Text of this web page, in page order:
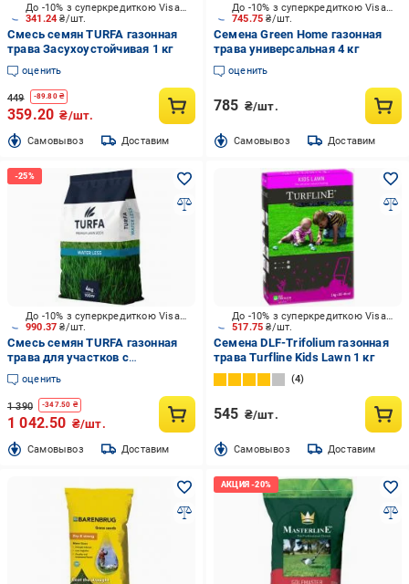
341.24₴/шт.
До -10% з суперкредиткою Visa Вигода
Смесь семян TURFA газонная
трава Засухоустойчивая 1 кг
оценить
449 -89.80₴
359.20 ₴/шт.
Cамовывоз Доставим
745.75₴/шт.
До -10% з суперкредиткою Visa Вигода
Семена Green Home газонная
трава универсальная 4 кг
оценить
785 ₴/шт.
Cамовывоз Доставим
990.37₴/шт.
До -10% з суперкредиткою Visa Вигода
Смесь семян TURFA газонная
трава для участков с
ограниченным поливом 4 кг
оценить
1 390 -347.50 ₴
1 042.50 ₴/шт.
Cамовывоз Доставим
517.75₴/шт.
До -10% з суперкредиткою Visa Вигода
Семена DLF-Trifolium газонная
трава Turfline Kids Lawn 1 кг
4
545 ₴/шт.
Cамовывоз Доставим